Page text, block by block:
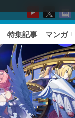
特集記事 マンガ